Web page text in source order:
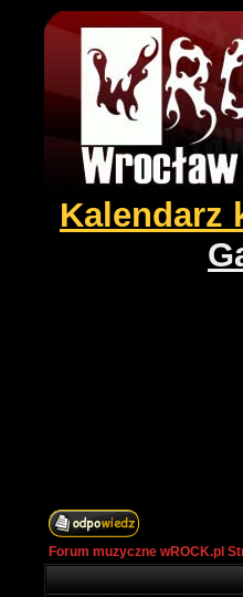
Kalendarz
Forum muzyczne wROCK.pl